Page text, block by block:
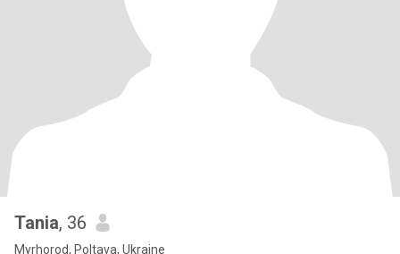
Tania, 36
Myrhorod, Poltava, Ukraine